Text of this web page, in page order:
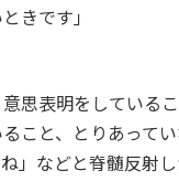
きです」
思表明をしている
こと、とりあって
」などと脊髄反射